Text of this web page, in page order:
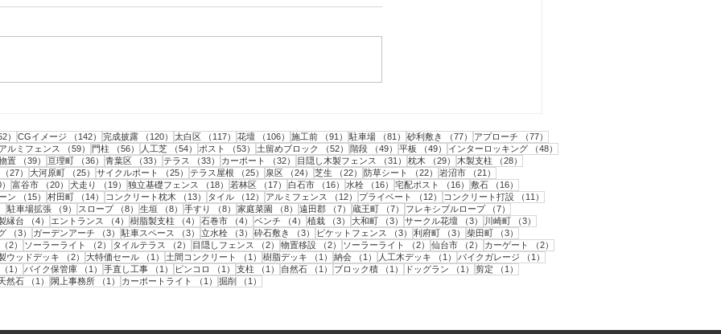
隠しフェンス工事・2
隠しフェンス工事・1
） 152件の記事
CGイメージ （142） 142件の記事
完成披露 （120） 120件の記事
太白区 （117） 117件の記事
花壇 （106） 106件の記事
施工前 （91） 91件の記事
駐車場 （81） 81件の記事
砂利敷き （77） 77件の記事
アプローチ （77）
事
ルミフェンス （59） 59件の記事
門柱 （56） 56件の記事
人工芝 （54） 54件の記事
ポスト （53） 53件の記事
土留めブロック （52） 52件の記事
階段 （49） 49件の記事
平板 （49） 49件の記事
インターロッキング （48）
件の記事
置 （39） 39件の記事
亘理町 （36） 36件の記事
青葉区 （33） 33件の記事
テラス （33） 33件の記事
カーポート （32） 32件の記事
目隠し木製フェンス （31） 31件の記事
枕木 （29） 29件の記事
木製支柱 （28）
（27） 27件の記事
大河原町 （25） 25件の記事
サイクルポート （25） 25件の記事
テラス屋根 （25） 25件の記事
泉区 （24） 24件の記事
芝生 （22） 22件の記事
防草シート （22） 22件の記事
岩沼市 （21）
20件の記事
富谷市 （20） 20件の記事
犬走り （19） 19件の記事
独立基礎フェンス （18） 18件の記事
若林区 （17） 17件の記事
白石市 （16） 16件の記事
水栓 （16） 16件の記事
宅配ポスト （16） 16件の記事
敷石 （16）
ン
（15） 15件の記事
村田町 （14） 14件の記事
コンクリート枕木 （13） 13件の記事
タイル （12） 12件の記事
アルミフェンス （12） 12件の記事
プライベート （12） 12件の記事
コンクリート打設 （11）
9件の記事
駐車場拡張 （9） 9件の記事
スロープ （8） 8件の記事
生垣 （8） 8件の記事
手すり （8） 8件の記事
家庭菜園 （8） 8件の記事
遠田郡 （7） 7件の記事
蔵王町 （7） 7件の記事
フレキシブルロープ （7）
記事
縁台 （4） 4件の記事
エントランス （4） 4件の記事
樹脂製支柱 （4） 4件の記事
石巻市 （4） 4件の記事
ベンチ （4） 4件の記事
植栽 （3） 3件の記事
大和町 （3） 3件の記事
サークル花壇 （3） 3件の記事
川崎町 （3）
（3） 3件の記事
ガーデンアーチ （3） 3件の記事
駐車スペース （3） 3件の記事
立水栓 （3） 3件の記事
砕石敷き （3） 3件の記事
ピケットフェンス （3） 3件の記事
利府町 （3） 3件の記事
柴田町 （3）
（2）
2件の記事
ソーラーライト （2） 2件の記事
タイルテラス （2） 2件の記事
目隠しフェンス （2） 2件の記事
物置移設 （2） 2件の記事
ソーラーライト （2） 2件の記事
仙台市 （2） 2件の記事
カーゲート （2）
記事
ウッドデッキ （2） 2件の記事
大特価セール （1） 1件の記事
土間コンクリート （1） 1件の記事
樹脂デッキ （1） 1件の記事
納会 （1） 1件の記事
人工木デッキ （1） 1件の記事
バイクガレージ （1）
（1）
1件の記事
バイク保管庫 （1） 1件の記事
手直し工事 （1） 1件の記事
ピンコロ （1） 1件の記事
支柱 （1） 1件の記事
自然石 （1） 1件の記事
ブロック積 （1） 1件の記事
ドッグラン （1） 1件の記事
剪定 （1）
の記事
然石 （1） 1件の記事
閖上事務所 （1） 1件の記事
カーポートライト （1） 1件の記事
掘削 （1）